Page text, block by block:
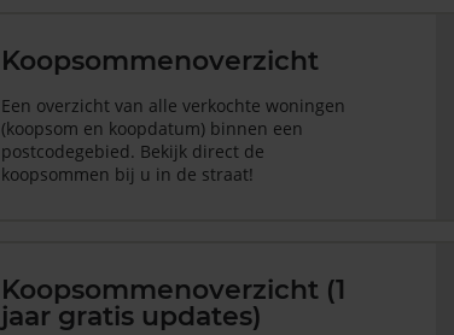
Koopsommenoverzicht
Een overzicht van alle verkochte woningen
(koopsom en koopdatum) binnen een
postcodegebied. Bekijk direct de
koopsommen bij u in de straat!
Koopsommenoverzicht (1
jaar gratis updates)